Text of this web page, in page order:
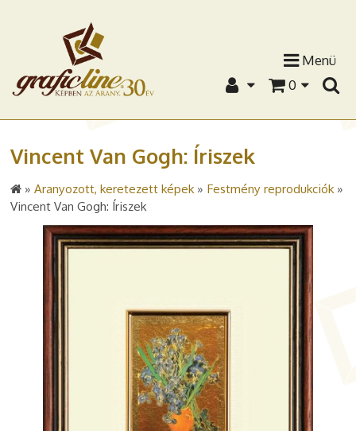
Menü
0
Vincent Van Gogh: Íriszek
» Aranyozott, keretezett képek» Festmény reprodukciók»
Vincent Van Gogh: Íriszek